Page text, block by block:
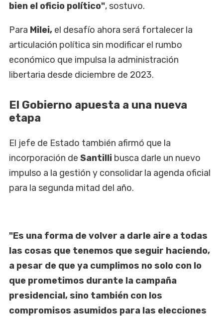
bien el oficio político", sostuvo.
Para Milei, el desafío ahora será fortalecer la
articulación política sin modificar el rumbo
económico que impulsa la administración
libertaria desde diciembre de 2023.
El Gobierno apuesta a una nueva
etapa
El jefe de Estado también afirmó que la
incorporación de Santilli busca darle un nuevo
impulso a la gestión y consolidar la agenda oficial
para la segunda mitad del año.
"Es una forma de volver a darle aire a todas
las cosas que tenemos que seguir haciendo,
a pesar de que ya cumplimos no solo con lo
que prometimos durante la campaña
presidencial, sino también con los
compromisos asumidos para las elecciones